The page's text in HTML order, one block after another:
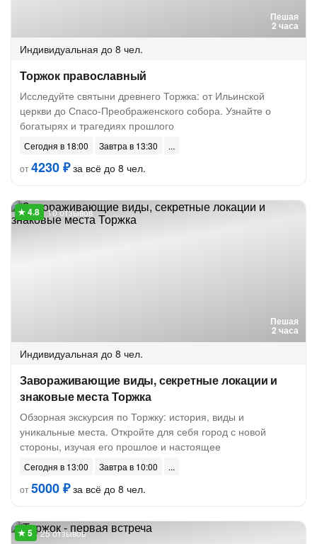
Пешая
2 часа
Индивидуальная до 8 чел.
Торжок православный
Исследуйте святыни древнего Торжка: от Ильинской
церкви до Спасо-Преображенского собора. Узнайте о
богатырях и трагедиях прошлого
Сегодня в 18:00
Завтра в 13:30
от4230 ₽за всё до 8 чел.
Пешая
2 часа
10 отзывов
Индивидуальная до 8 чел.
Завораживающие виды, секретные локации и
знаковые места Торжка
Обзорная экскурсия по Торжку: история, виды и
уникальные места. Откройте для себя город с новой
стороны, изучая его прошлое и настоящее
Сегодня в 13:00
Завтра в 10:00
от5000 ₽за всё до 8 чел.
25 отзывов